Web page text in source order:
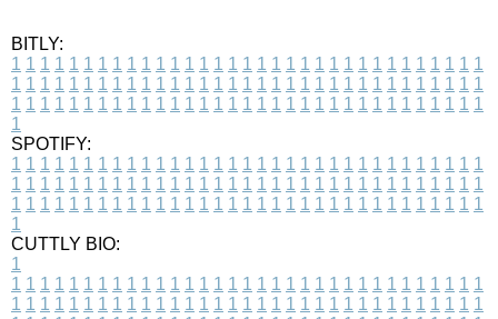
BITLY:
1 1 1 1 1 1 1 1 1 1 1 1 1 1 1 1 1 1 1 1 1 1 1 1 1 1 1 1 1 1 1 1 1
1 1 1 1 1 1 1 1 1 1 1 1 1 1 1 1 1 1 1 1 1 1 1 1 1 1 1 1 1 1 1 1 1
1 1 1 1 1 1 1 1 1 1 1 1 1 1 1 1 1 1 1 1 1 1 1 1 1 1 1 1 1 1 1 1 1
1
SPOTIFY:
1 1 1 1 1 1 1 1 1 1 1 1 1 1 1 1 1 1 1 1 1 1 1 1 1 1 1 1 1 1 1 1 1
1 1 1 1 1 1 1 1 1 1 1 1 1 1 1 1 1 1 1 1 1 1 1 1 1 1 1 1 1 1 1 1 1
1 1 1 1 1 1 1 1 1 1 1 1 1 1 1 1 1 1 1 1 1 1 1 1 1 1 1 1 1 1 1 1 1
1
CUTTLY BIO:
1
1 1 1 1 1 1 1 1 1 1 1 1 1 1 1 1 1 1 1 1 1 1 1 1 1 1 1 1 1 1 1 1 1
1 1 1 1 1 1 1 1 1 1 1 1 1 1 1 1 1 1 1 1 1 1 1 1 1 1 1 1 1 1 1 1 1